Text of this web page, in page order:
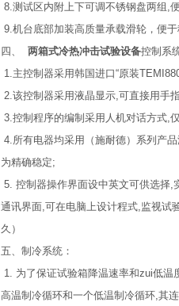
8.测试区内附上下可调不锈钢盘两组,
9.机台底部加装高质量承载滑轮，便
四、
两箱式冷热冲击试验设备控制系
1.主控制器采用韩国进口“原装
2.该控制器采用液晶显示,可直接用手
3.控制程序的编制采用人机对话方式,
4.所有电器均采用（施耐德）系列产
为精确稳定;
5. 控制器操作界面设中英文可供选择,
通讯界面,可在电脑上设计程式,监视试
久）
五、制冷系统：
1. 为了保证试验箱降温速率和zui低
高温制冷循环和一个低温制冷循环,其